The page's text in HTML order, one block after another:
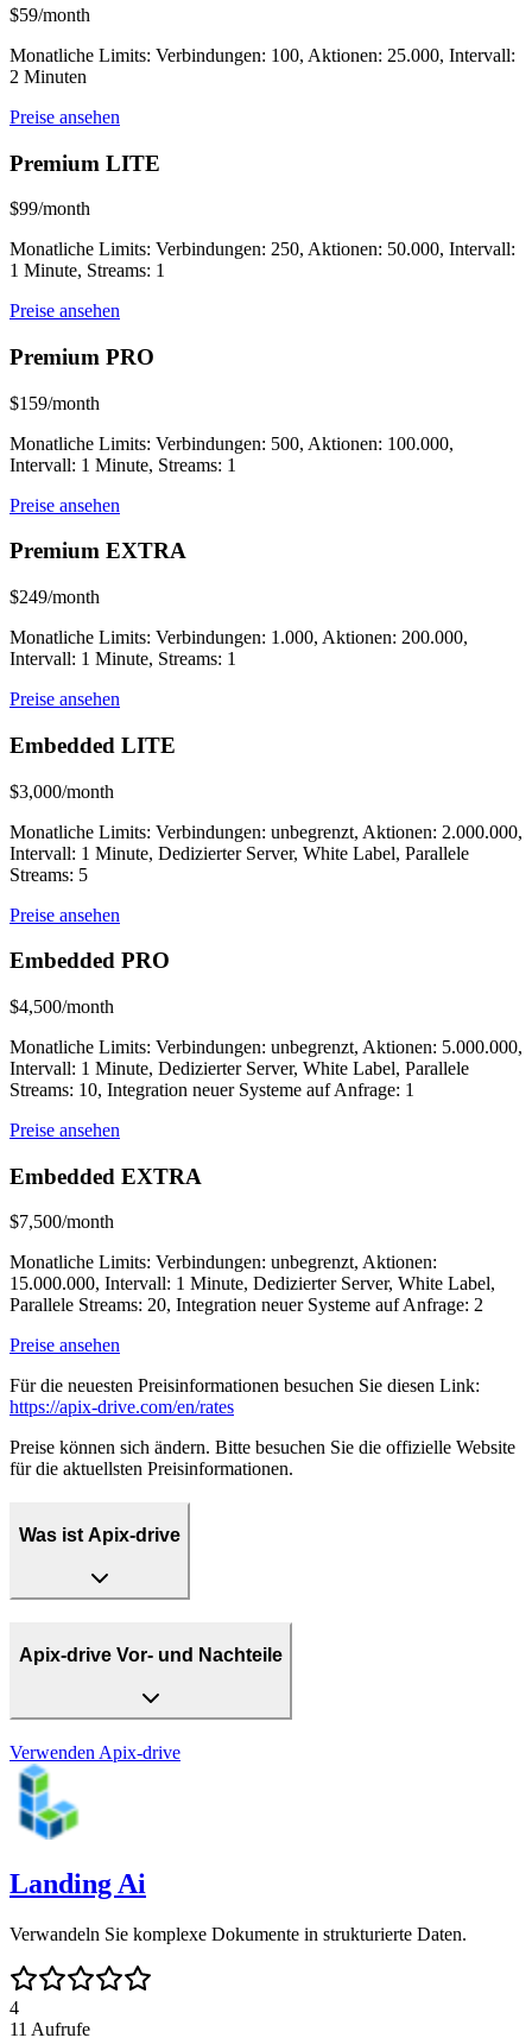
$59/month
Monatliche Limits: Verbindungen: 100, Aktionen: 25.000, Intervall:
2 Minuten
Preise ansehen
Premium LITE
$99/month
Monatliche Limits: Verbindungen: 250, Aktionen: 50.000, Intervall:
1 Minute, Streams: 1
Preise ansehen
Premium PRO
$159/month
Monatliche Limits: Verbindungen: 500, Aktionen: 100.000,
Intervall: 1 Minute, Streams: 1
Preise ansehen
Premium EXTRA
$249/month
Monatliche Limits: Verbindungen: 1.000, Aktionen: 200.000,
Intervall: 1 Minute, Streams: 1
Preise ansehen
Embedded LITE
$3,000/month
Monatliche Limits: Verbindungen: unbegrenzt, Aktionen: 2.000.000,
Intervall: 1 Minute, Dedizierter Server, White Label, Parallele
Streams: 5
Preise ansehen
Embedded PRO
$4,500/month
Monatliche Limits: Verbindungen: unbegrenzt, Aktionen: 5.000.000,
Intervall: 1 Minute, Dedizierter Server, White Label, Parallele
Streams: 10, Integration neuer Systeme auf Anfrage: 1
Preise ansehen
Embedded EXTRA
$7,500/month
Monatliche Limits: Verbindungen: unbegrenzt, Aktionen:
15.000.000, Intervall: 1 Minute, Dedizierter Server, White Label,
Parallele Streams: 20, Integration neuer Systeme auf Anfrage: 2
Preise ansehen
Für die neuesten Preisinformationen besuchen Sie diesen Link:
https://apix-drive.com/en/rates
Preise können sich ändern. Bitte besuchen Sie die offizielle Website
für die aktuellsten Preisinformationen.
Was ist Apix-drive
Apix-drive Vor- und Nachteile
Verwenden Apix-drive
Landing Ai
Verwandeln Sie komplexe Dokumente in strukturierte Daten.
4
11 Aufrufe